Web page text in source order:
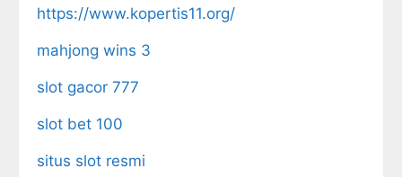
https://www.kopertis11.org/
mahjong wins 3
slot gacor 777
slot bet 100
situs slot resmi